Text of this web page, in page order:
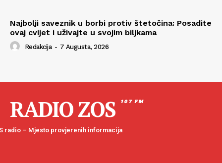
Najbolji saveznik u borbi protiv štetočina: Posadite
ovaj cvijet i uživajte u svojim biljkama
Redakcija - 7 Augusta, 2026
RADIO ZOS 107 FM
radio – Mjesto provjerenih informacija